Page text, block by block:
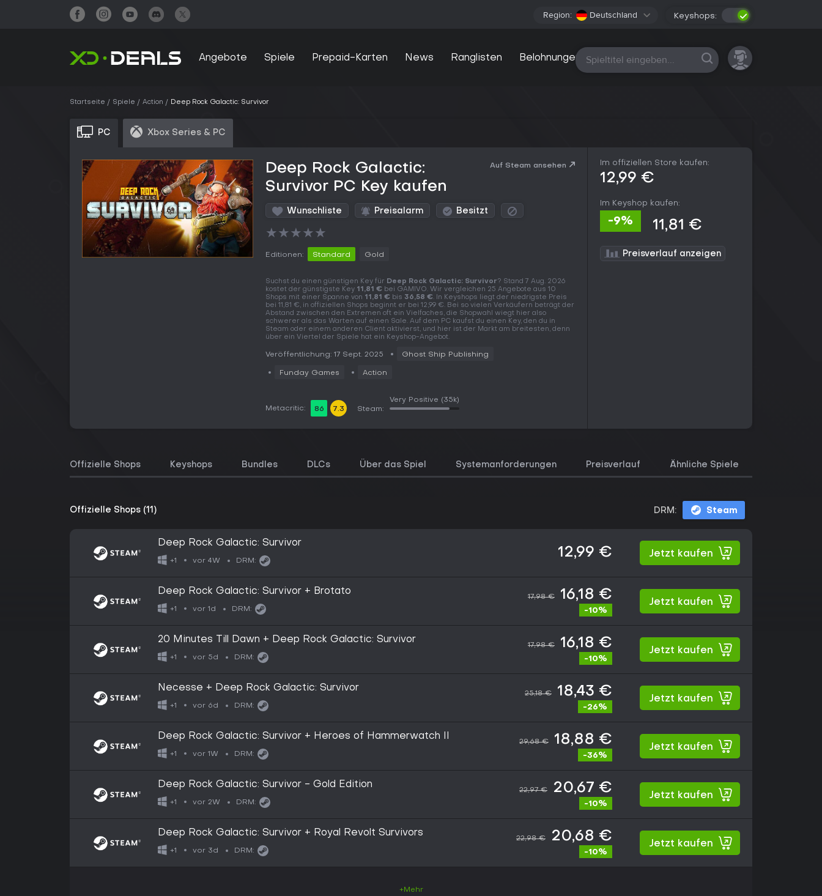
Region: Deutschland Keyshops:
Angebote Spiele Prepaid-Karten News Ranglisten Belohnungen Alle Plattformen
Startseite Spiele Action Deep Rock Galactic: Survivor
PC Xbox Series & PC
Deep Rock Galactic:
Survivor PC Key kaufen
Auf Steam ansehen
Wunschliste Preisalarm Besitzt
★★★★★
Editionen: Standard Gold
Suchst du einen günstigen Key für Deep Rock Galactic: Survivor? Stand 7 Aug. 2026
kostet der günstigste Key 11,81 € bei GAMIVO. Wir vergleichen 25 Angebote aus 10
Shops mit einer Spanne von 11,81 € bis 36,58 €. In Keyshops liegt der niedrigste Preis
bei 11,81 €, in offiziellen Shops beginnt er bei 12,99 €. Bei so vielen Verkäufern beträgt der
Abstand zwischen den Extremen oft ein Vielfaches, die Shopwahl wiegt hier also
schwerer als das Warten auf einen Sale. Auf dem PC kaufst du einen Key, den du in
Steam oder einem anderen Client aktivierst, und hier ist der Markt am breitesten, denn
über ein Viertel der Spiele hat ein Keyshop-Angebot.
Veröffentlichung: 17 Sept. 2025 Ghost Ship Publishing
Funday Games Action
Metacritic: 86 7.3 Steam:
Very Positive (35k)
Im offiziellen Store kaufen:
12,99 €
Im Keyshop kaufen:
-9% 11,81 €
Preisverlauf anzeigen
Offizielle Shops Keyshops Bundles DLCs Über das Spiel Systemanforderungen Preisverlauf Ähnliche Spiele
Offizielle Shops (11) DRM: Steam
Deep Rock Galactic: Survivor
+1 vor 4W DRM:
12,99 € Jetzt kaufen
Deep Rock Galactic: Survivor + Brotato
+1 vor 1d DRM:
17,98 € 16,18 €
-10%
Jetzt kaufen
20 Minutes Till Dawn + Deep Rock Galactic: Survivor
+1 vor 5d DRM:
17,98 € 16,18 €
-10%
Jetzt kaufen
Necesse + Deep Rock Galactic: Survivor
+1 vor 6d DRM:
25,18 € 18,43 €
-26%
Jetzt kaufen
Deep Rock Galactic: Survivor + Heroes of Hammerwatch II
+1 vor 1W DRM:
29,68 € 18,88 €
-36%
Jetzt kaufen
Deep Rock Galactic: Survivor - Gold Edition
+1 vor 2W DRM:
22,97 € 20,67 €
-10%
Jetzt kaufen
Deep Rock Galactic: Survivor + Royal Revolt Survivors
+1 vor 3d DRM:
22,98 € 20,68 €
-10%
Jetzt kaufen
+Mehr